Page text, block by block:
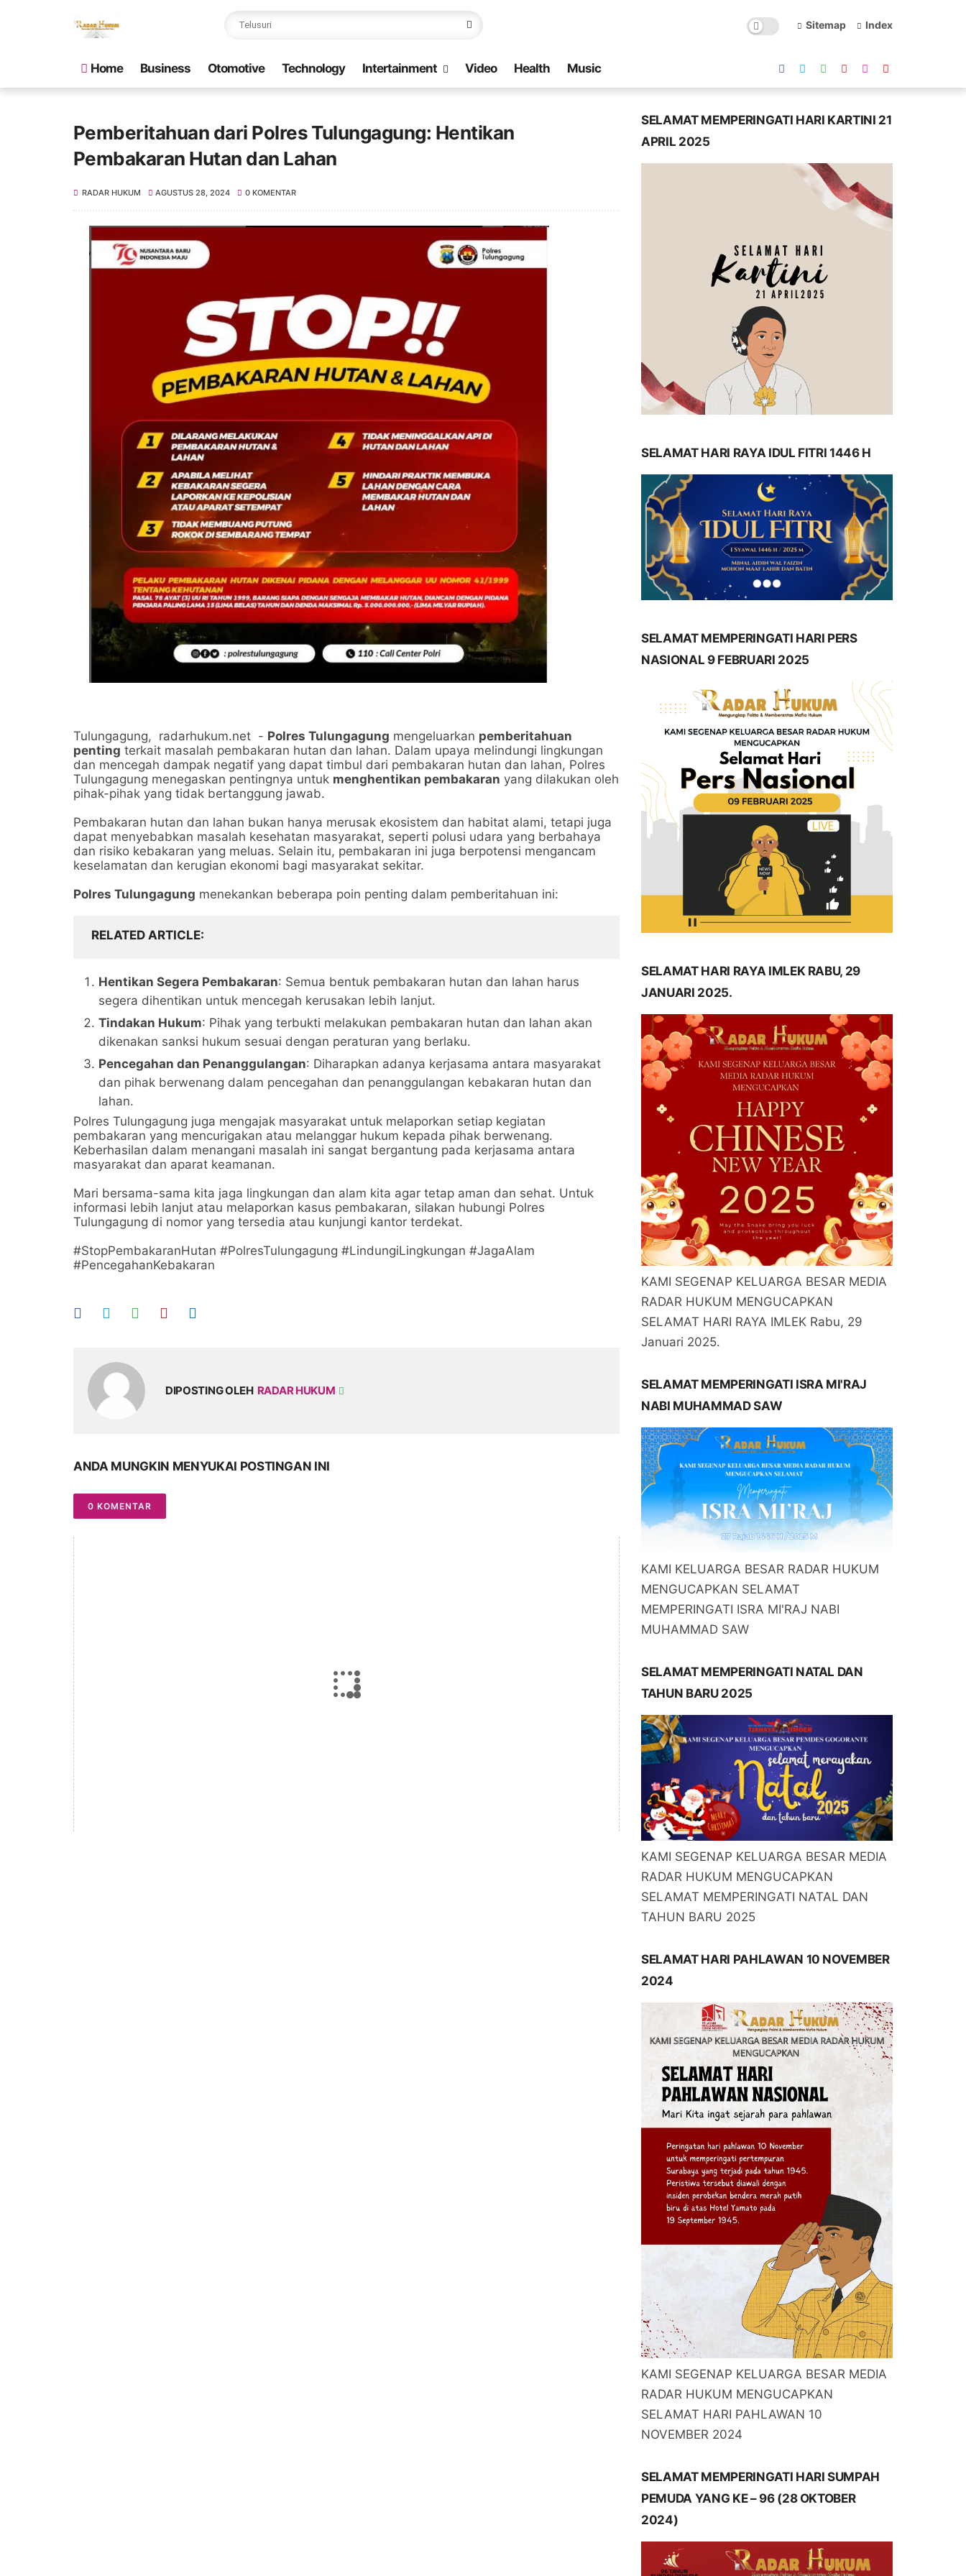
Sitemap Index
Home Business Otomotive Technology Intertainment Video Health Music
Pemberitahuan dari Polres Tulungagung: Hentikan
Pembakaran Hutan dan Lahan
RADAR HUKUM AGUSTUS 28, 2024 0 KOMENTAR
Tulungagung, radarhukum.net - Polres Tulungagung mengeluarkan pemberitahuan
penting terkait masalah pembakaran hutan dan lahan. Dalam upaya melindungi lingkungan
dan mencegah dampak negatif yang dapat timbul dari pembakaran hutan dan lahan, Polres
Tulungagung menegaskan pentingnya untuk menghentikan pembakaran yang dilakukan oleh
pihak-pihak yang tidak bertanggung jawab.
Pembakaran hutan dan lahan bukan hanya merusak ekosistem dan habitat alami, tetapi juga
dapat menyebabkan masalah kesehatan masyarakat, seperti polusi udara yang berbahaya
dan risiko kebakaran yang meluas. Selain itu, pembakaran ini juga berpotensi mengancam
keselamatan dan kerugian ekonomi bagi masyarakat sekitar.
Polres Tulungagung menekankan beberapa poin penting dalam pemberitahuan ini:
RELATED ARTICLE
Hentikan Segera Pembakaran: Semua bentuk pembakaran hutan dan lahan harus
segera dihentikan untuk mencegah kerusakan lebih lanjut.
Tindakan Hukum: Pihak yang terbukti melakukan pembakaran hutan dan lahan akan
dikenakan sanksi hukum sesuai dengan peraturan yang berlaku.
Pencegahan dan Penanggulangan: Diharapkan adanya kerjasama antara masyarakat
dan pihak berwenang dalam pencegahan dan penanggulangan kebakaran hutan dan
lahan.
Polres Tulungagung juga mengajak masyarakat untuk melaporkan setiap kegiatan
pembakaran yang mencurigakan atau melanggar hukum kepada pihak berwenang.
Keberhasilan dalam menangani masalah ini sangat bergantung pada kerjasama antara
masyarakat dan aparat keamanan.
Mari bersama-sama kita jaga lingkungan dan alam kita agar tetap aman dan sehat. Untuk
informasi lebih lanjut atau melaporkan kasus pembakaran, silakan hubungi Polres
Tulungagung di nomor yang tersedia atau kunjungi kantor terdekat.
#StopPembakaranHutan #PolresTulungagung #LindungiLingkungan #JagaAlam
#PencegahanKebakaran
DIPOSTING OLEH RADAR HUKUM
ANDA MUNGKIN MENYUKAI POSTINGAN INI
0 KOMENTAR
SELAMAT MEMPERINGATI HARI KARTINI 21
APRIL 2025
SELAMAT HARI RAYA IDUL FITRI 1446 H
SELAMAT MEMPERINGATI HARI PERS
NASIONAL 9 FEBRUARI 2025
SELAMAT HARI RAYA IMLEK RABU, 29
JANUARI 2025.
KAMI SEGENAP KELUARGA BESAR MEDIA
RADAR HUKUM MENGUCAPKAN
SELAMAT HARI RAYA IMLEK Rabu, 29
Januari 2025.
SELAMAT MEMPERINGATI ISRA MI'RAJ
NABI MUHAMMAD SAW
KAMI KELUARGA BESAR RADAR HUKUM
MENGUCAPKAN SELAMAT
MEMPERINGATI ISRA MI'RAJ NABI
MUHAMMAD SAW
SELAMAT MEMPERINGATI NATAL DAN
TAHUN BARU 2025
KAMI SEGENAP KELUARGA BESAR MEDIA
RADAR HUKUM MENGUCAPKAN
SELAMAT MEMPERINGATI NATAL DAN
TAHUN BARU 2025
SELAMAT HARI PAHLAWAN 10 NOVEMBER
2024
KAMI SEGENAP KELUARGA BESAR MEDIA
RADAR HUKUM MENGUCAPKAN
SELAMAT HARI PAHLAWAN 10
NOVEMBER 2024
SELAMAT MEMPERINGATI HARI SUMPAH
PEMUDA YANG KE – 96 (28 OKTOBER
2024)